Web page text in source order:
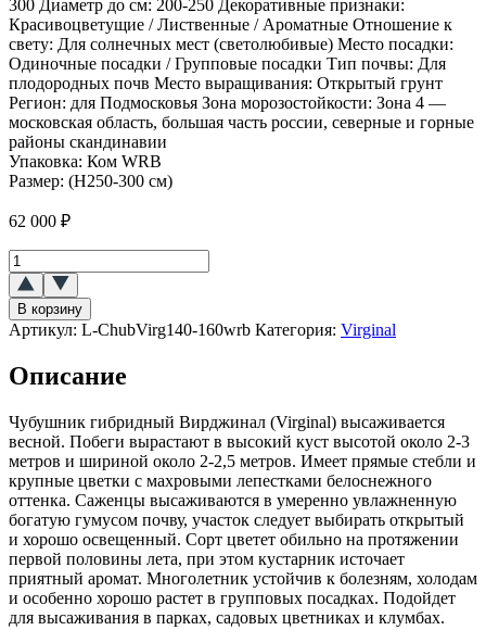
300 Диаметр до см: 200-250 Декоративные признаки:
Красивоцветущие / Лиственные / Ароматные Отношение к
свету: Для солнечных мест (светолюбивые) Место посадки:
Одиночные посадки / Групповые посадки Тип почвы: Для
плодородных почв Место выращивания: Открытый грунт
Регион: для Подмосковья Зона морозостойкости: Зона 4 —
московская область, большая часть россии, северные и горные
районы скандинавии
Упаковка: Ком WRB
Размер: (H250-300 см)
62 000 ₽
Количество
товара
Чубушник
гибридный
`Вирджинал``Virginal`
В корзину
Артикул: L-ChubVirg140-160wrb Категория: Virginal
Описание
Чубушник гибридный Вирджинал (Virginal) высаживается
весной. Побеги вырастают в высокий куст высотой около 2-3
метров и шириной около 2-2,5 метров. Имеет прямые стебли и
крупные цветки с махровыми лепестками белоснежного
оттенка. Саженцы высаживаются в умеренно увлажненную
богатую гумусом почву, участок следует выбирать открытый
и хорошо освещенный. Сорт цветет обильно на протяжении
первой половины лета, при этом кустарник источает
приятный аромат. Многолетник устойчив к болезням, холодам
и особенно хорошо растет в групповых посадках. Подойдет
для высаживания в парках, садовых цветниках и клумбах.